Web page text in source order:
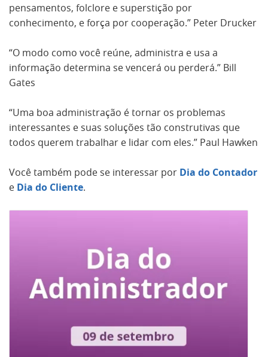
pensamentos, folclore e superstição por
conhecimento, e força por cooperação.” Peter Drucker
“O modo como você reúne, administra e usa a
informação determina se vencerá ou perderá.” Bill
Gates
“Uma boa administração é tornar os problemas
interessantes e suas soluções tão construtivas que
todos querem trabalhar e lidar com eles.” Paul Hawken
Você também pode se interessar por Dia do Contador
e Dia do Cliente.